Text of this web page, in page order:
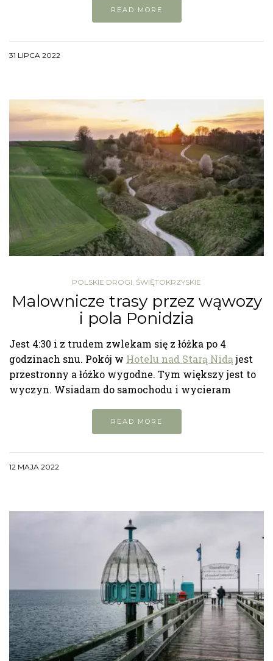
READ MORE
31 LIPCA 2022
POLSKIE DROGI ŚWIĘTOKRZYSKIE
Malownicze trasy przez wąwozy
i pola Ponidzia
Jest 4:30 i z trudem zwlekam się z łóżka po 4
godzinach snu. Pokój w Hotelu nad Starą Nidąjest
przestronny a łóżko wygodne. Tym większy jest to
wyczyn. Wsiadam do samochodu i wycieram
READ MORE
12 MAJA 2022